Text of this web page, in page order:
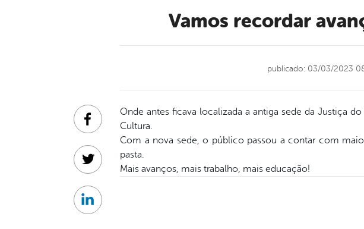
Vamos recordar
publicado: 03/03/2023
Onde antes ficava localizada a antiga sede da Justiça
Cultura.
Com a nova sede, o público passou a contar com
pasta.
Mais avanços, mais trabalho, mais educação!
Facebook
Twitter
Linkedin